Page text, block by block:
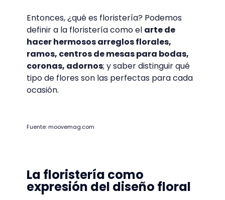
Entonces, ¿qué es floristería? Podemos
definir a la floristería como el arte de
hacer hermosos arreglos florales,
ramos, centros de mesas para bodas,
coronas, adornos; y saber distinguir qué
tipo de flores son las perfectas para cada
ocasión.